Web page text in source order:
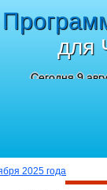
для
Сегодня 9
2025 года